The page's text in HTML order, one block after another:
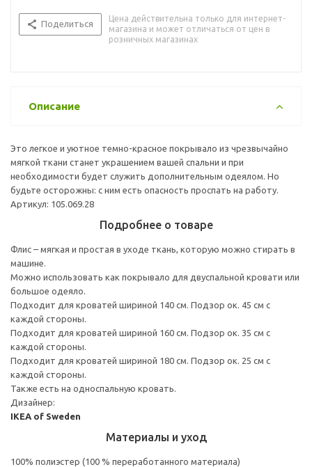
Поделиться
Цена действительна только для интернет-
магазина и может отличаться от цен в
розничных магазинах
Описание
Это легкое и уютное темно-красное покрывало из чрезвычайно
мягкой ткани станет украшением вашей спальни и при
необходимости будет служить дополнительным одеялом. Но
будьте осторожны: с ним есть опасность проспать на работу.
Артикул: 105.069.28
Подробнее о товаре
Флис – мягкая и простая в уходе ткань, которую можно стирать в
машине.
Можно использовать как покрывало для двуспальной кровати или
большое одеяло.
Подходит для кроватей шириной 140 см. Подзор ок. 45 см с
каждой стороны.
Подходит для кроватей шириной 160 см. Подзор ок. 35 см с
каждой стороны.
Подходит для кроватей шириной 180 см. Подзор ок. 25 см с
каждой стороны.
Также есть на односпальную кровать.
Дизайнер:
IKEA of Sweden
Материалы и уход
100% полиэстер (100 % переработанного материала)